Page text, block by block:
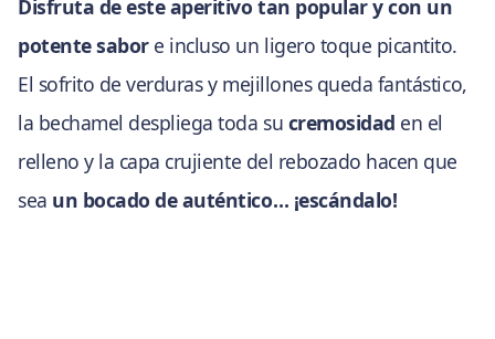
Disfruta de este aperitivo tan popular y con un
potente sabore incluso un ligero toque picantito.
El sofrito de verduras y mejillones queda fantástico,
la bechamel despliega toda su cremosidad en el
relleno y la capa crujiente del rebozado hacen que
sea un bocado de auténtico… ¡escándalo!